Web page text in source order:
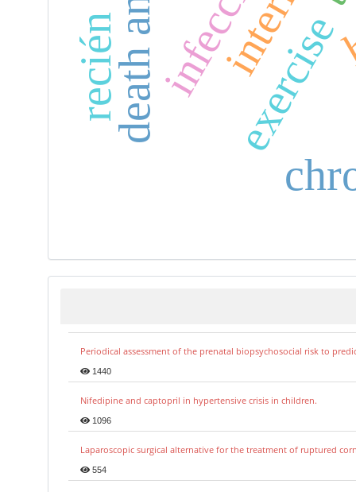
exercise
Periodical assessment of the prenatal biopsychosocial risk to
1440
Nifedipine and captopril in hypertensive crisis in children.
1096
Laparoscopic surgical alternative for the treatment of ruptured
554